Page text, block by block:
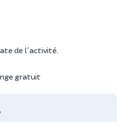
de l'activité.
gratuit